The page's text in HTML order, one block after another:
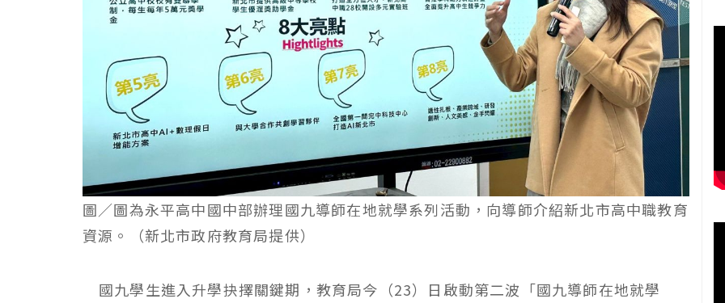
圖／圖為永平高中國中部辦理國九導師在地就學系列活動，向導師介紹新北市高中職教育
資源。（新北市政府教育局提供）
國九學生進入升學抉擇關鍵期，教育局今（23）日啟動第二波「國九導師在地就學